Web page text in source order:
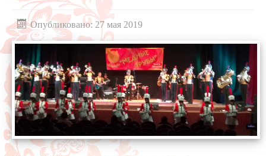
Опубликовано: 27 мая 2019